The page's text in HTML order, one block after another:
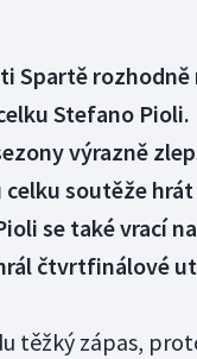
Spartě
Stefano
výrazně
soutěže
se také vrací
čtvrtfinálové
těžký zápas,